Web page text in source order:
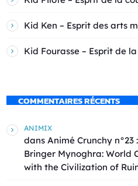
Kid Ken – Esprit des arts
Kid Fourasse – Esprit de
COMMENTAIRES RÉCENTS
ANIMIX
dans Animé Crunchy n°23
Bringer Mynoghra: World
with the Civilization of